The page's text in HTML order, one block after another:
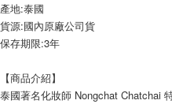
產地:泰國
貨源:國內原廠公司貨
保存期限:3年
【商品介紹】
泰國著名化妝師 Nongchat Chatchai